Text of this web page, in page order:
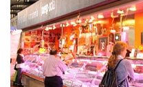
COMPRA ONLINE
CARRET DE LA COMPRA